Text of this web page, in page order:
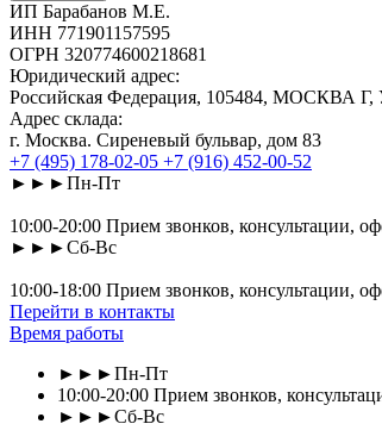
ИП Барабанов М.Е.
ИНН 771901157595
ОГРН 320774600218681
Юридический адрес:
Российская Федерация, 105484, МОСКВА
Адрес склада:
г. Москва. Сиреневый бульвар, дом 83
+7 (495) 178-02-05 +7 (916) 452-00-52
►►►Пн-Пт
10:00-20:00 Прием звонков, консультации,
►►►Сб-Вс
10:00-18:00 Прием звонков, консультации,
Перейти в контакты
Время работы
►►►Пн-Пт
10:00-20:00 Прием звонков,
►►►Сб-Вс